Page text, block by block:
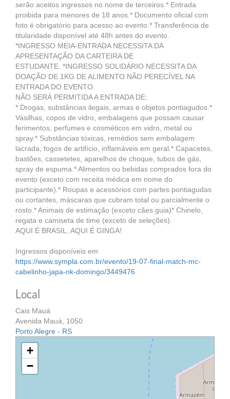
serão aceitos ingressos no nome de terceiros.* Entrada
proibida para menores de 18 anos.* Documento oficial com
foto é obrigatório para acesso ao evento.* Transferência de
titularidade disponível até 48h antes do evento.
*INGRESSO MEIA-ENTRADA NECESSITA DA
APRESENTAÇÃO DA CARTEIRA DE
ESTUDANTE. *INGRESSO SOLIDÁRIO NECESSITA DA
DOAÇÃO DE 1KG DE ALIMENTO NÃO PERECÍVEL NA
ENTRADA DO EVENTO.
NÃO SERÁ PERMITIDA A ENTRADA DE:
* Drogas, substâncias ilegais, armas e objetos pontiagudos.*
Vasilhas, copos de vidro, embalagens que possam causar
ferimentos, perfumes e cosméticos em vidro, metal ou
spray.* Substâncias tóxicas, remédios sem embalagem
lacrada, fogos de artifício, inflamáveis em geral.* Capacetes,
bastões, cassetetes, aparelhos de choque, tubos de gás,
spray de espuma.* Alimentos ou bebidas comprados fora do
evento (exceto com receita médica em nome do
participante).* Roupas e acessórios com partes pontiagudas
ou cortantes, máscaras que cubram total ou parcialmente o
rosto.* Animais de estimação (exceto cães guia)* Chinelo,
regata e camiseta de time (exceto de seleções).
AQUI É BRASIL, AQUI É GINGA!
Ingressos disponíveis em
https://www.sympla.com.br/evento/19-07-final-match-mc-
cabelinho-japa-nk-domingo/3449476
Local
Cais Mauá
Avenida Mauá, 1050
Porto Alegre - RS
+
−